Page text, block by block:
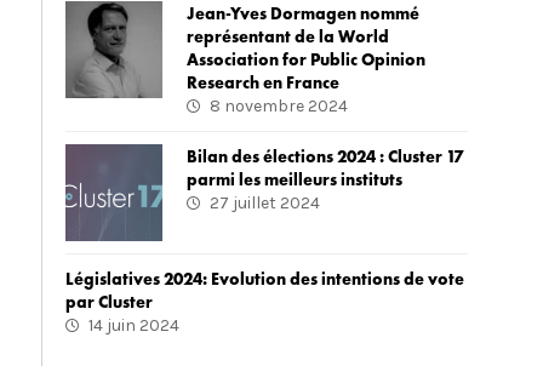
Jean-Yves Dormagen nommé
représentant de la World
Association for Public Opinion
Research en France
8 novembre 2024
Bilan des élections 2024 : Cluster 17
parmi les meilleurs instituts
27 juillet 2024
Législatives 2024: Evolution des intentions de vote
par Cluster
14 juin 2024